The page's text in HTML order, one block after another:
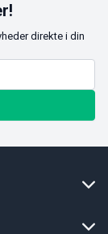
direkte i din